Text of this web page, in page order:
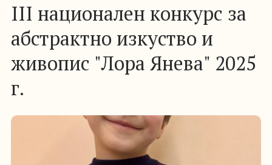
III национален конкурс за
абстрактно изкуство и
живопис "Лора Янева" 2025
г.